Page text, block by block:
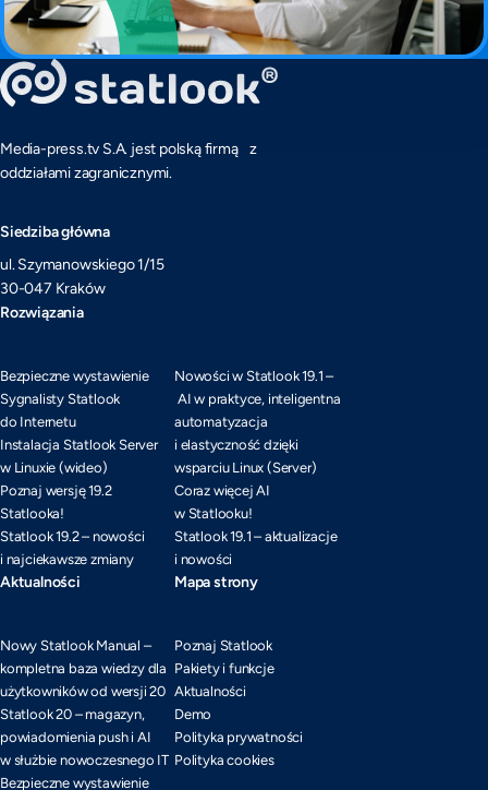
Media-press.tv S.A. jest polską firmą z
oddziałami zagranicznymi.
Siedziba główna
ul. Szymanowskiego 1/15
30-047 Kraków
Rozwiązania
Bezpieczne wystawienie
Sygnalisty Statlook
do Internetu
Instalacja Statlook Server
w Linuxie (wideo)
Poznaj wersję 19.2
Statlooka!
Statlook 19.2 – nowości
i najciekawsze zmiany
Nowości w Statlook 19.1 –
AI w praktyce, inteligentna
automatyzacja
i elastyczność dzięki
wsparciu Linux (Server)
Coraz więcej AI
w Statlooku!
Statlook 19.1 – aktualizacje
i nowości
Aktualności
Nowy Statlook Manual –
kompletna baza wiedzy dla
użytkowników od wersji 20
Statlook 20 – magazyn,
powiadomienia push i AI
w służbie nowoczesnego IT
Bezpieczne wystawienie
Mapa strony
Poznaj Statlook
Pakiety i funkcje
Aktualności
Demo
Polityka prywatności
Polityka cookies